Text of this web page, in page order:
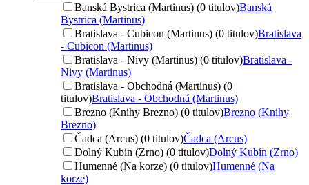
Banská Bystrica (Martinus) (0 titulov)Banská
Bystrica (Martinus)
Bratislava - Cubicon (Martinus) (0 titulov)Bratislava
- Cubicon (Martinus)
Bratislava - Nivy (Martinus) (0 titulov)Bratislava -
Nivy (Martinus)
Bratislava - Obchodná (Martinus) (0
titulov)Bratislava - Obchodná (Martinus)
Brezno (Knihy Brezno) (0 titulov)Brezno (Knihy
Brezno)
Čadca (Arcus) (0 titulov)Čadca (Arcus)
Dolný Kubín (Zrno) (0 titulov)Dolný Kubín (Zrno)
Humenné (Na korze) (0 titulov)Humenné (Na
korze)